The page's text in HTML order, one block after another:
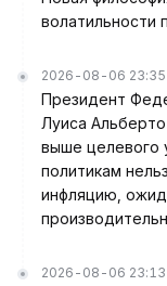
волатильности
2026-08-06 23:35
Президент
Луиса
выше целевого
политикам
инфляцию,
2026-08-06 23:13